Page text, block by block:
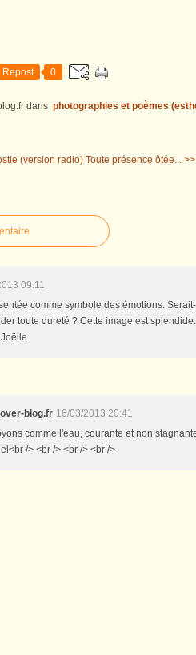
Repost 0
dans photographies et poèmes
(version radio) Toute présence ôtée... >>
09:11
comme symbole des émotions.
toute dureté ? Cette image est
blog.fr 16/03/2013 20:41
comme l'eau, courante et non
/> <br /> <br /> <br />